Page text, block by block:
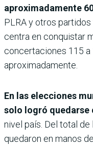
aproximadamente
PLRA y otros
centra en conquistar
concertaciones 115
aproximadamente.
En las elecciones
solo logró quedarse
nivel país. Del total
quedaron en manos